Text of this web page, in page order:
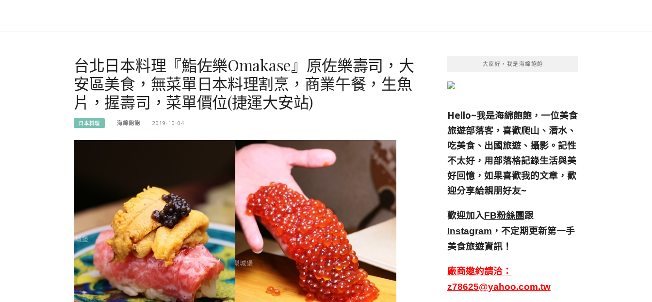
台北日本料理『鮨佐樂Omakase』原佐樂壽司，大
安區美食，無菜單日本料理割烹，商業午餐，生魚
片，握壽司，菜單價位(捷運大安站)
日本料理 海綿飽飽 2019-10-04
大家好，我是海綿飽飽
Hello~我是海綿飽飽，一位美食
旅遊部落客， 喜歡爬山、潛水、
吃美食、出國旅遊、攝影。 記性
不太好，用部落格記錄生活與美
好回憶， 如果喜歡我的文章，歡
迎分享給親朋好友~
歡迎加入FB粉絲團跟
Instagram ，不定期更新第一手
美食旅遊資訊！
廠商邀約請洽：
z78625@yahoo.com.tw